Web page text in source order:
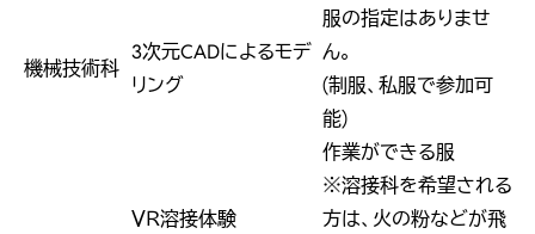
機械技術科
3次元CADによるモデ
リング
服の指定はありませ
ん。
(制服、私服で参加可
能)
ＶＲ溶接体験
作業ができる服
※溶接科を希望される
方は、火の粉などが飛